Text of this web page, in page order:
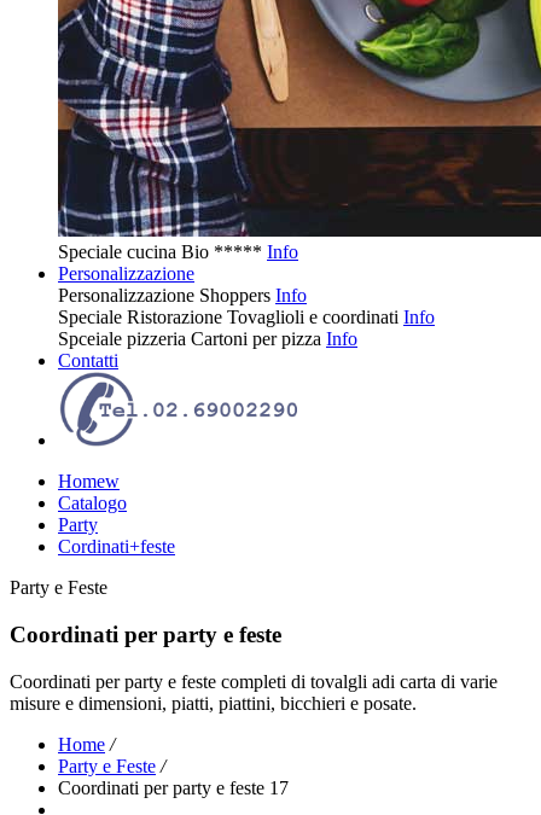
Speciale cucina Bio ***** Info
Personalizzazione
Personalizzazione Shoppers Info
Speciale Ristorazione Tovaglioli e coordinati Info
Spceiale pizzeria Cartoni per pizza Info
Contatti
Homew
Catalogo
Party
Cordinati+feste
Party e Feste
Coordinati per party e feste
Coordinati per party e feste completi di tovalgli adi carta di varie
misure e dimensioni, piatti, piattini, bicchieri e posate.
Home /
Party e Feste /
Coordinati per party e feste 17